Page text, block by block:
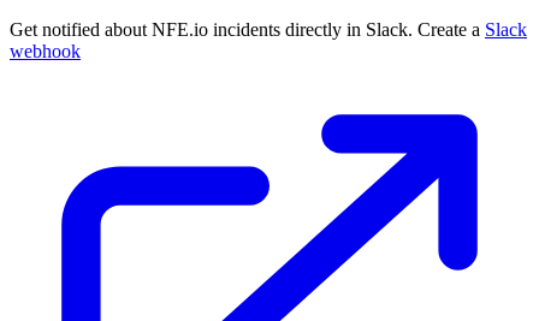
Get notified about NFE.io incidents directly in Slack. Create a Slack
webhook